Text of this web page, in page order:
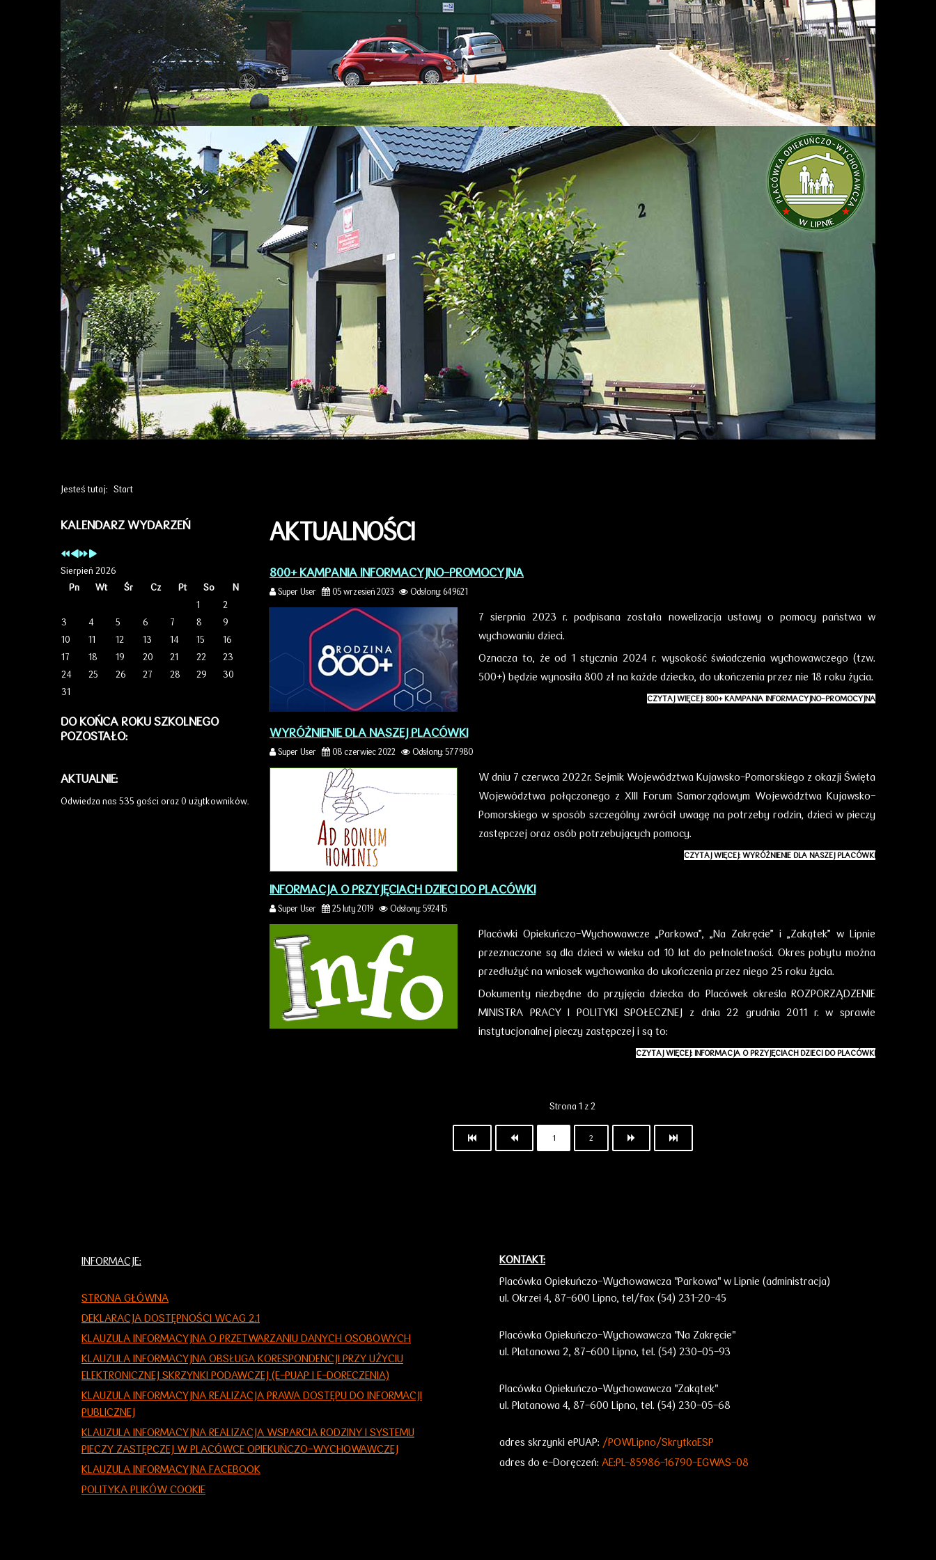
Jesteś tutaj: Start
AKTUALNOŚCI
800+ KAMPANIA INFORMACYJNO-PROMOCYJNA
Super User 05 wrzesień 2023 Odsłony: 649621
7 sierpnia 2023 r. podpisana została nowelizacja ustawy o pomocy państwa w
wychowaniu dzieci.
Oznacza to, że od 1 stycznia 2024 r. wysokość świadczenia wychowawczego (tzw.
500+) będzie wynosiła 800 zł na każde dziecko, do ukończenia przez nie 18 roku życia.
CZYTAJ WIĘCEJ: 800+ KAMPANIA INFORMACYJNO-PROMOCYJNA
WYRÓŻNIENIE DLA NASZEJ PLACÓWKI
Super User 08 czerwiec 2022 Odsłony: 577980
W dniu 7 czerwca 2022r. Sejmik Województwa Kujawsko-Pomorskiego z okazji Święta
Województwa połączonego z XIII Forum Samorządowym Województwa Kujawsko-
Pomorskiego w sposób szczególny zwrócił uwagę na potrzeby rodzin, dzieci w pieczy
zastępczej oraz osób potrzebujących pomocy.
CZYTAJ WIĘCEJ: WYRÓŻNIENIE DLA NASZEJ PLACÓWKI
INFORMACJA O PRZYJĘCIACH DZIECI DO PLACÓWKI
Super User 25 luty 2019 Odsłony: 592415
Placówki Opiekuńczo-Wychowawcze „Parkowa”, „Na Zakręcie” i „Zakątek” w Lipnie
przeznaczone są dla dzieci w wieku od 10 lat do pełnoletności. Okres pobytu można
przedłużyć na wniosek wychowanka do ukończenia przez niego 25 roku życia.
Dokumenty niezbędne do przyjęcia dziecka do Placówek określa ROZPORZĄDZENIE
MINISTRA PRACY I POLITYKI SPOŁECZNEJ z dnia 22 grudnia 2011 r. w sprawie
instytucjonalnej pieczy zastępczej i są to:
CZYTAJ WIĘCEJ: INFORMACJA O PRZYJĘCIACH DZIECI DO PLACÓWKI
Strona 1 z 2
1 2
KALENDARZ WYDARZEŃ
Sierpień 2026
Pn
Wt Śr Cz Pt So
N
1
2
3
4 5 6 7 8
9
10
11 12 13 14 15
16
17
18 19 20 21 22
23
24
25 26 27 28 29
30
31
DO KOŃCA ROKU SZKOLNEGO
POZOSTAŁO:
AKTUALNIE:
Odwiedza nas 535 gości oraz 0 użytkowników.
INFORMACJE:
STRONA GŁÓWNA
DEKLARACJA DOSTĘPNOŚCI WCAG 2.1
KLAUZULA INFORMACYJNA O PRZETWARZANIU DANYCH OSOBOWYCH
KLAUZULA INFORMACYJNA OBSŁUGA KORESPONDENCJI PRZY UŻYCIU
ELEKTRONICZNEJ SKRZYNKI PODAWCZEJ (E-PUAP I E-DORECZENIA)
KLAUZULA INFORMACYJNA REALIZACJA PRAWA DOSTĘPU DO INFORMACJI
PUBLICZNEJ
KLAUZULA INFORMACYJNA REALIZACJA WSPARCIA RODZINY I SYSTEMU
PIECZY ZASTĘPCZEJ W PLACÓWCE OPIEKUŃCZO-WYCHOWAWCZEJ
KLAUZULA INFORMACYJNA FACEBOOK
POLITYKA PLIKÓW COOKIE
KONTAKT:
Placówka Opiekuńczo-Wychowawcza "Parkowa" w Lipnie (administracja)
ul. Okrzei 4, 87-600 Lipno, tel/fax (54) 231-20-45
Placówka Opiekuńczo-Wychowawcza "Na Zakręcie"
ul. Platanowa 2, 87-600 Lipno, tel. (54) 230-05-93
Placówka Opiekuńczo-Wychowawcza "Zakątek"
ul. Platanowa 4, 87-600 Lipno, tel. (54) 230-05-68
adres skrzynki ePUAP: /POWLipno/SkrytkaESP
adres do e-Doręczeń: AE:PL-85986-16790-EGWAS-08